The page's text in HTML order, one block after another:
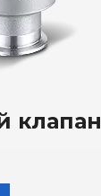
клапан